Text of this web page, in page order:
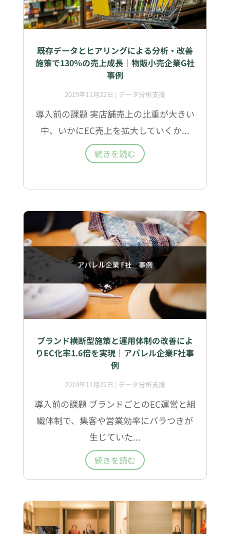
既存データとヒアリングによる分析・改善
施策で130％の売上成長｜物販小売企業G社
事例
2019年11月22日 | データ分析支援
導入前の課題 実店舗売上の比重が大きい
中、いかにEC売上を拡大していくか...
続きを読む
ブランド横断型施策と運用体制の改善によ
りEC化率1.6倍を実現｜アパレル企業F社事
例
2019年11月22日 | データ分析支援
導入前の課題 ブランドごとのEC運営と組
織体制で、集客や営業効率にバラつきが
生じていた...
続きを読む